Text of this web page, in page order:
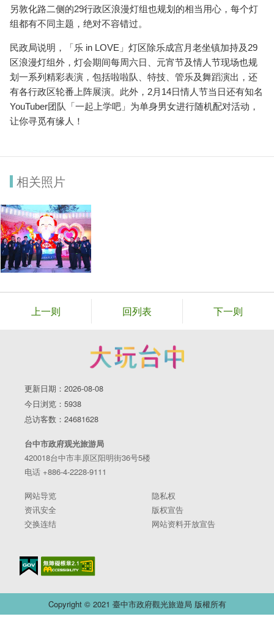
另敦化路二侧的29行政区浪漫灯组也规划的相当用心，每个灯
组都有不同主题，绝对不容错过。
民政局说明，「乐 in LOVE」灯区除乐成宫月老坐镇加持及29
区浪漫灯组外，灯会期间每周六日、元宵节及情人节现场也规
划一系列精彩表演，包括啦啦队、特技、管乐及舞蹈演出，还
有各行政区轮番上阵展演。此外，2月14日情人节当日还有知名
YouTuber团队「一起上学吧」为单身男女进行随机配对活动，
让你寻觅有缘人！
相关照片
上一则 回列表 下一则
更新日期：2026-08-08
今日浏览：5938
总访客数：24681628
台中市政府观光旅游局
420018台中市丰原区阳明街36号5楼
电话 +886-4-2228-9111
网站导览
隐私权
资讯安全
版权宣告
交换连结
网站资料开放宣告
Copyright © 2021 臺中市政府觀光旅遊局 版權所有